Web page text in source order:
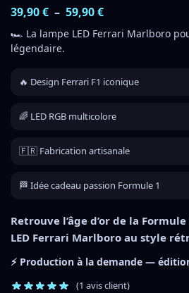
39,90€ – 59,90€
🏎️ La lampe LED Ferrari Marlboro
légendaire.
🔥 Design Ferrari F1 iconique
🌈 LED RGB multicolore
🇫🇷 Fabrication artisanale
🏁 Idée cadeau passion Formule 1
Retrouve l’âge d’or de la
LED Ferrari Marlboro au style
⚡ Production à la demande —
(1 avis client)